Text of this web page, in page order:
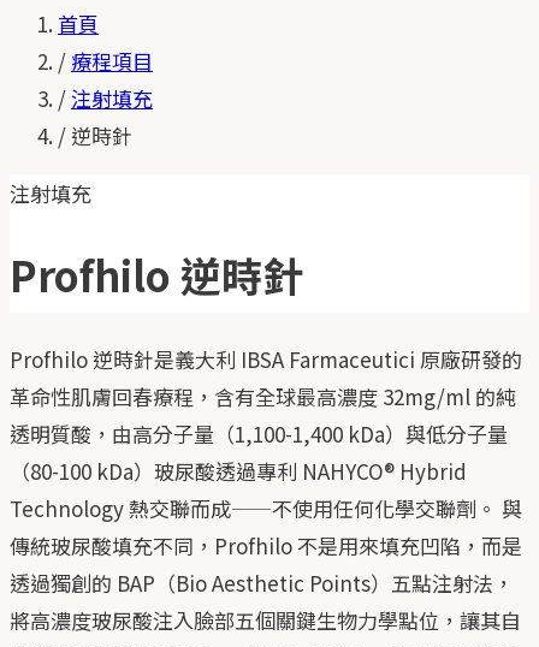
首頁
/ 療程項目
/注射填充
/ 逆時針
注射填充
Profhilo 逆時針
Profhilo 逆時針是義大利 IBSA Farmaceutici 原廠研發的
革命性肌膚回春療程，含有全球最高濃度 32mg/ml 的純
透明質酸，由高分子量（1,100-1,400 kDa）與低分子量
（80-100 kDa）玻尿酸透過專利 NAHYCO® Hybrid
Technology 熱交聯而成——不使用任何化學交聯劑。 與
傳統玻尿酸填充不同，Profhilo 不是用來填充凹陷，而是
透過獨創的 BAP（Bio Aesthetic Points）五點注射法，
將高濃度玻尿酸注入臉部五個關鍵生物力學點位，讓其自